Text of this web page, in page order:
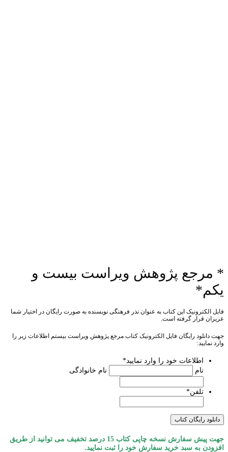
* مرجع پژوهش ویراست بیست و
یکم*
فایل الکترونیک این کتاب به عنوان نذر فرهنگی نویسنده به صورت رایگان در اختیار شما
عزیزان قرار گرفته است.
جهت دانلود رایگان فایل الکترونیک کتاب مرجع پژوهش ویراست بيستم اطلاعات زیر را
وارد نمایید:
اطلاعات خود را وارد نمایید*
نام
نام خانوادگی
تلفن*
جهت پيش سفارش نسخه چاپی کتاب 15 درصد تخفیف می توانید از طریق
افزودن به سبد خرید سفارش خود را ثبت نمایید.